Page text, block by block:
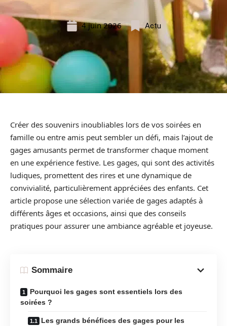
4 juin 2026 Actu
Créer des souvenirs inoubliables lors de vos soirées en
famille ou entre amis peut sembler un défi, mais l’ajout de
gages amusants permet de transformer chaque moment
en une expérience festive. Les gages, qui sont des activités
ludiques, promettent des rires et une dynamique de
convivialité, particulièrement appréciées des enfants. Cet
article propose une sélection variée de gages adaptés à
différents âges et occasions, ainsi que des conseils
pratiques pour assurer une ambiance agréable et joyeuse.
Sommaire
Pourquoi les gages sont essentiels lors des
soirées ?
Les grands bénéfices des gages pour les